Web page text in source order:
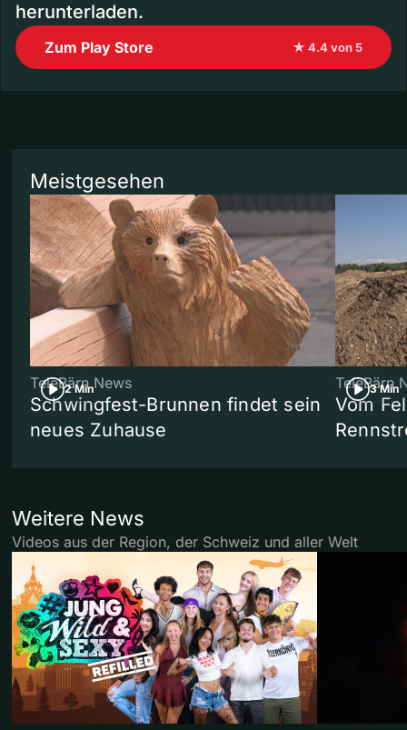
herunterladen.
Zum Play Store ★ 4.4 von 5
Meistgesehen
2 Min
TeleBärn News
Schwingfest-Brunnen findet sein
neues Zuhause
3 Min
TeleBärn
Vom
Weitere News
Videos aus der Region, der Schweiz und aller Welt